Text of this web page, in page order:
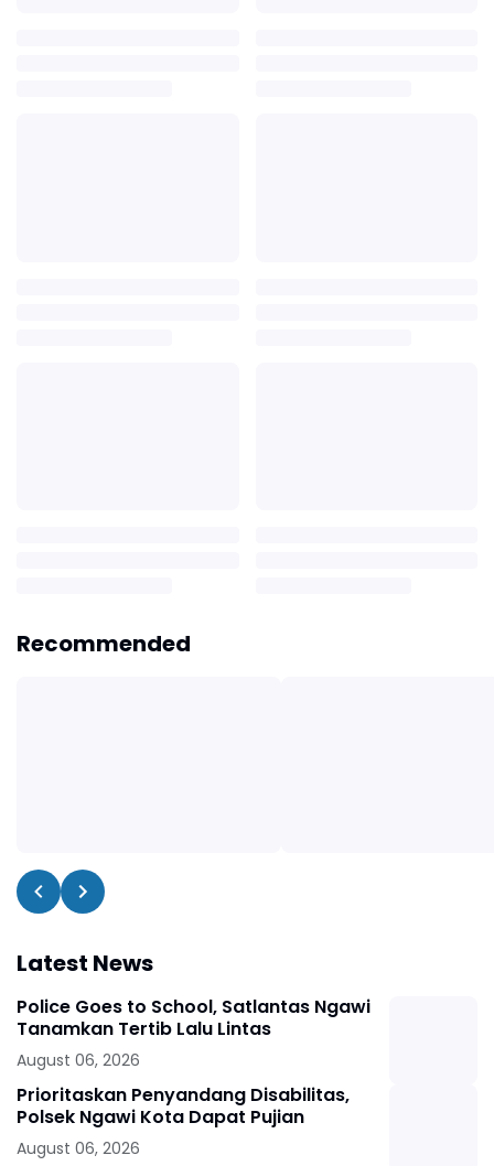
Recommended
Latest News
Police Goes to School, Satlantas Ngawi
Tanamkan Tertib Lalu Lintas
August 06, 2026
Prioritaskan Penyandang Disabilitas,
Polsek Ngawi Kota Dapat Pujian
August 06, 2026